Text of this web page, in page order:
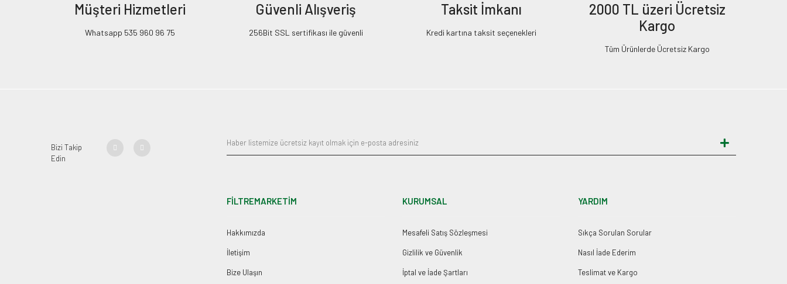
Müşteri Hizmetleri
Whatsapp 535 960 96 75
Güvenli Alışveriş
256Bit SSL sertifikası ile güvenli
Taksit İmkanı
Kredi kartına taksit seçenekleri
2000 TL üzeri Ücretsiz
Kargo
Tüm Ürünlerde Ücretsiz Kargo
Bizi Takip
Edin
FİLTREMARKETİM
Hakkımızda
İletişim
Bize Ulaşın
KURUMSAL
Mesafeli Satış Sözleşmesi
Gizlilik ve Güvenlik
İptal ve İade Şartları
YARDIM
Sıkça Sorulan Sorular
Nasıl İade Ederim
Teslimat ve Kargo